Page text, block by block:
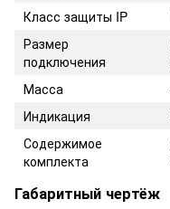
Класс защиты IP
Размер
подключения
Масса
Индикация
Содержимое
комплекта
Габаритный чертёж